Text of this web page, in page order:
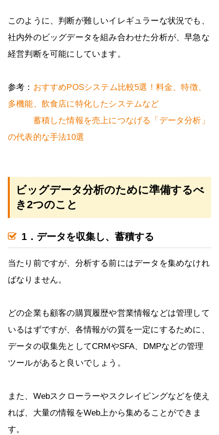
このように、判断が難しいイレギュラーな状況でも、
社内外のビッグデータを組み合わせた分析が、早急な
経営判断を可能にしています。
参考： おすすめPOSシステム比較5選！料金、特徴、
多機能、飲食店に特化したシステムなど
蓄積した情報を売上につなげる「データ分析」
の代表的な手法10選
ビッグデータ分析のために準備するべ
き2つのこと
1．データを収集し、蓄積する
当たり前ですが、分析する前にはデータを集めなけれ
ばなりません。
どの企業も顧客の購買履歴や営業情報などは管理して
いるはずですが、各情報がの質を一定にするために、
データの収集先としてCRMやSFA、DMPなどの管理
ツールがあると良いでしょう。
また、Webスクローラーやスクレイピングなどを使え
れば、大量の情報をWeb上から集めることができま
す。